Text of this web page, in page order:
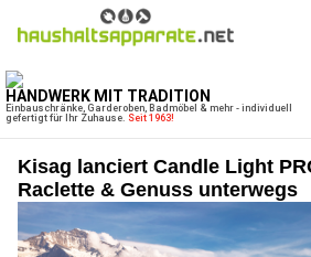
Kisag lanciert Candle Light
Raclette & Genuss unterwegs